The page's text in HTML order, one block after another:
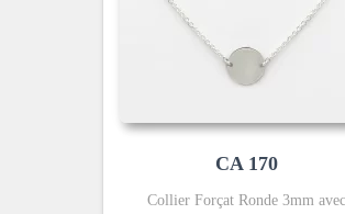
CA 170
Collier Forçat Ronde 3mm avec